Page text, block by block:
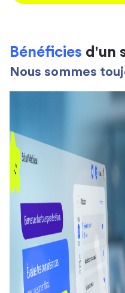
Bénéficies d'un
Nous sommes